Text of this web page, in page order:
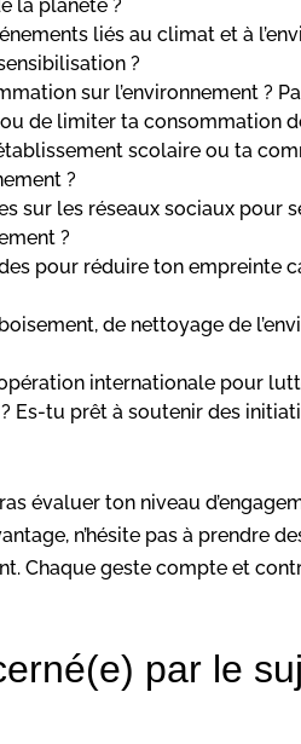
la planète ?
liés au climat et à
?
sur l’environnement ?
de limiter ta consommation
scolaire ou ta
?
sur les réseaux sociaux pour
?
pour réduire ton empreinte
de nettoyage de
internationale pour
tu prêt à soutenir des
évaluer ton niveau
n’hésite pas à prendre
Chaque geste compte et